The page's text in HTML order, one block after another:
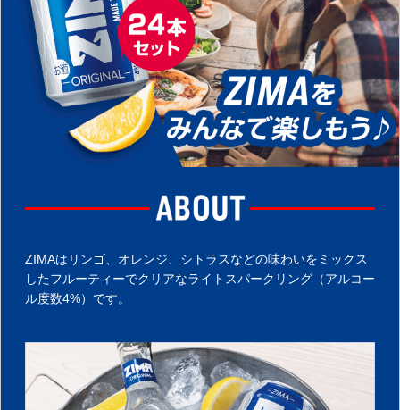
ZIMAはリンゴ、オレンジ、シトラスなどの味わいをミックス
したフルーティーでクリアなライトスパークリング（アルコー
ル度数4%）です。